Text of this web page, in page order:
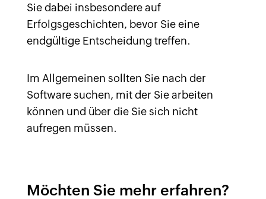
Sie dabei insbesondere auf
Erfolgsgeschichten, bevor Sie eine
endgültige Entscheidung treffen.
Im Allgemeinen sollten Sie nach der
Software suchen, mit der Sie arbeiten
können und über die Sie sich nicht
aufregen müssen.
Möchten Sie mehr erfahren?